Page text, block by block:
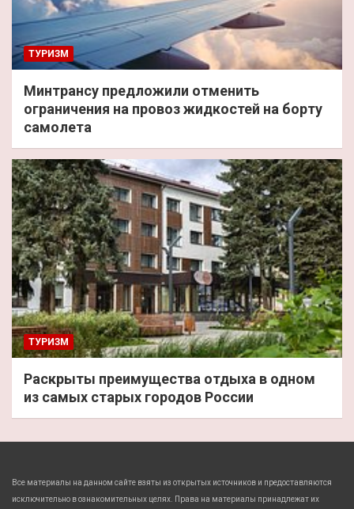
ТУРИЗМ
Минтрансу предложили отменить
ограничения на провоз жидкостей на борту
самолета
ТУРИЗМ
Раскрыты преимущества отдыха в одном
из самых старых городов России
Все материалы на данном сайте взяты из открытых источников и предоставляются
исключительно в ознакомительных целях. Права на материалы принадлежат их